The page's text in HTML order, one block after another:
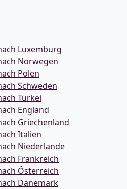
Luxemburg
Norwegen
Polen
Schweden
Türkei
England
Griechenland
Italien
Niederlande
Frankreich
Österreich
Dänemark